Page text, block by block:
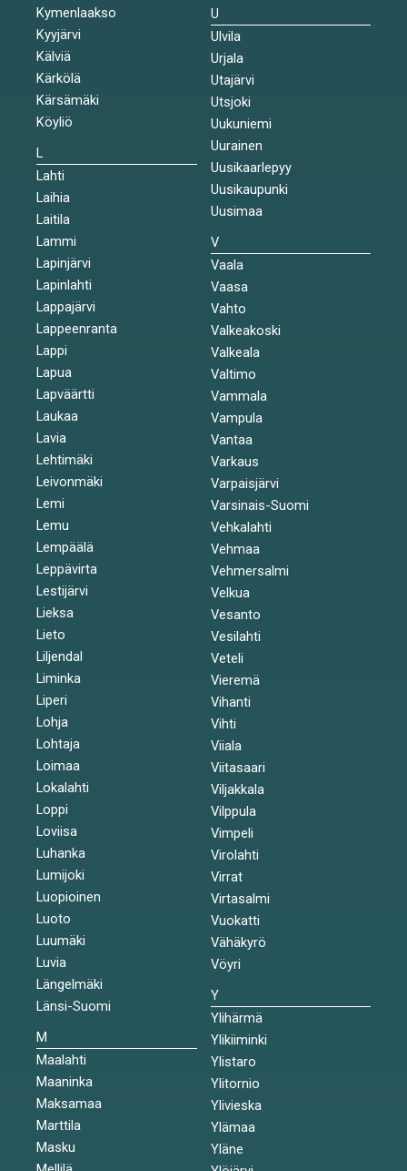
Kymenlaakso
Kyyjärvi
Kälviä
Kärkölä
Kärsämäki
Köyliö
L
Lahti
Laihia
Laitila
Lammi
Lapinjärvi
Lapinlahti
Lappajärvi
Lappeenranta
Lappi
Lapua
Lapväärtti
Laukaa
Lavia
Lehtimäki
Leivonmäki
Lemi
Lemu
Lempäälä
Leppävirta
Lestijärvi
Lieksa
Lieto
Liljendal
Liminka
Liperi
Lohja
Lohtaja
Loimaa
Lokalahti
Loppi
Loviisa
Luhanka
Lumijoki
Luopioinen
Luoto
Luumäki
Luvia
Längelmäki
Länsi-Suomi
M
Maalahti
Maaninka
Maksamaa
Marttila
Masku
U
Ulvila
Urjala
Utajärvi
Utsjoki
Uukuniemi
Uurainen
Uusikaarlepyy
Uusikaupunki
Uusimaa
V
Vaala
Vaasa
Vahto
Valkeakoski
Valkeala
Valtimo
Vammala
Vampula
Vantaa
Varkaus
Varpaisjärvi
Varsinais-Suomi
Vehkalahti
Vehmaa
Vehmersalmi
Velkua
Vesanto
Vesilahti
Veteli
Vieremä
Vihanti
Vihti
Viiala
Viitasaari
Viljakkala
Vilppula
Vimpeli
Virolahti
Virrat
Virtasalmi
Vuokatti
Vähäkyrö
Vöyri
Y
Ylihärmä
Ylikiiminki
Ylistaro
Ylitornio
Ylivieska
Ylämaa
Yläne